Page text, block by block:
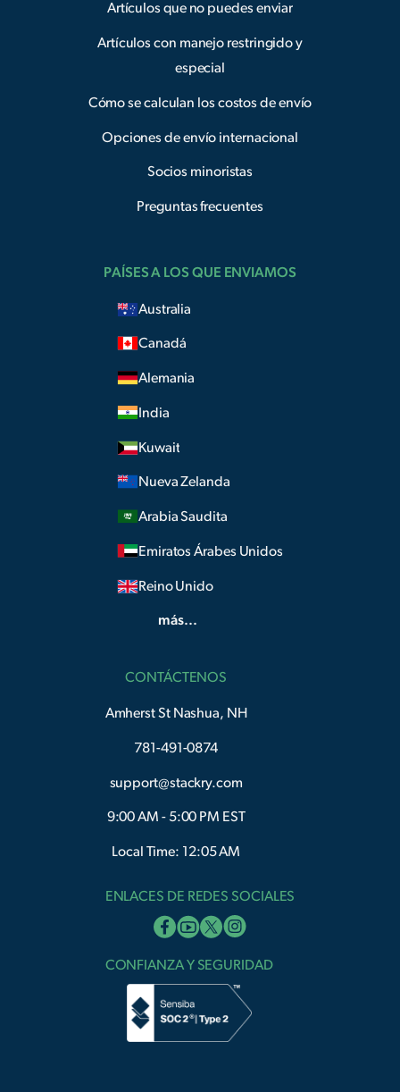
Artículos que no puedes enviar
Artículos con manejo restringido y
especial
Cómo se calculan los costos de envío
Opciones de envío internacional
Socios minoristas
Preguntas frecuentes
PAÍSES A LOS QUE ENVIAMOS
Australia
Canadá
Alemania
India
Kuwait
Nueva Zelanda
Arabia Saudita
Emiratos Árabes Unidos
Reino Unido
más...
CONTÁCTENOS
Amherst St Nashua, NH
781-491-0874
support@stackry.com
9:00 AM - 5:00 PM EST
Local Time: 12:05 AM
ENLACES DE REDES SOCIALES
CONFIANZA Y SEGURIDAD